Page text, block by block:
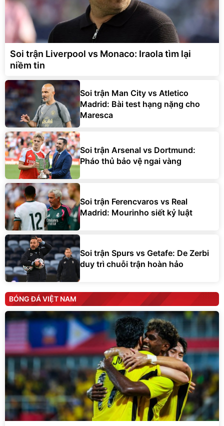
Soi trận Liverpool vs Monaco: Iraola tìm lại
niềm tin
Soi trận Man City vs Atletico
Madrid: Bài test hạng nặng cho
Maresca
Soi trận Arsenal vs Dortmund:
Pháo thủ bảo vệ ngai vàng
Soi trận Ferencvaros vs Real
Madrid: Mourinho siết kỷ luật
Soi trận Spurs vs Getafe: De Zerbi
duy trì chuỗi trận hoàn hảo
BÓNG ĐÁ VIỆT NAM